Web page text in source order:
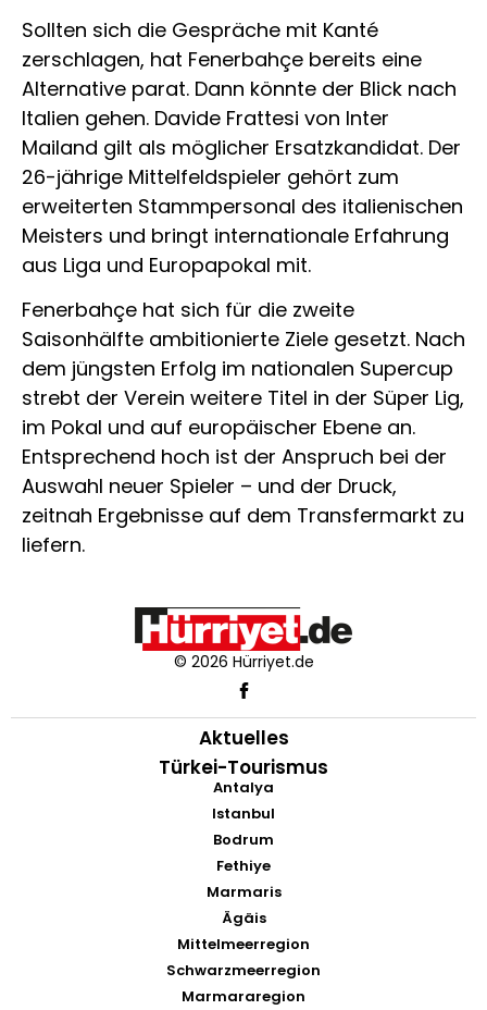
Sollten sich die Gespräche mit Kanté
zerschlagen, hat Fenerbahçe bereits eine
Alternative parat. Dann könnte der Blick nach
Italien gehen. Davide Frattesi von Inter
Mailand gilt als möglicher Ersatzkandidat. Der
26-jährige Mittelfeldspieler gehört zum
erweiterten Stammpersonal des italienischen
Meisters und bringt internationale Erfahrung
aus Liga und Europapokal mit.
Fenerbahçe hat sich für die zweite
Saisonhälfte ambitionierte Ziele gesetzt. Nach
dem jüngsten Erfolg im nationalen Supercup
strebt der Verein weitere Titel in der Süper Lig,
im Pokal und auf europäischer Ebene an.
Entsprechend hoch ist der Anspruch bei der
Auswahl neuer Spieler – und der Druck,
zeitnah Ergebnisse auf dem Transfermarkt zu
liefern.
© 2026 Hürriyet.de
Aktuelles
Türkei-Tourismus
Antalya
Istanbul
Bodrum
Fethiye
Marmaris
Ägäis
Mittelmeerregion
Schwarzmeerregion
Marmararegion